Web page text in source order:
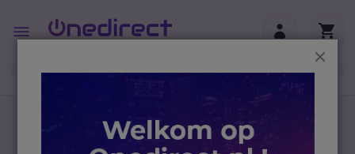
Toggle
Nav
btw)